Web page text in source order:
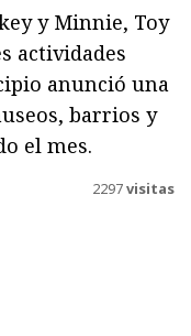
y Minnie, Toy
actividades
anunció una
barrios y
el mes.
2297visitas